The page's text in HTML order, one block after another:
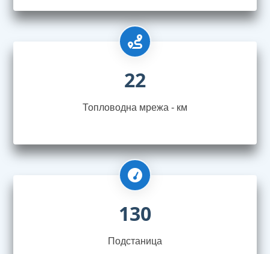
22
Топловодна мрежа - км
130
Подстаница